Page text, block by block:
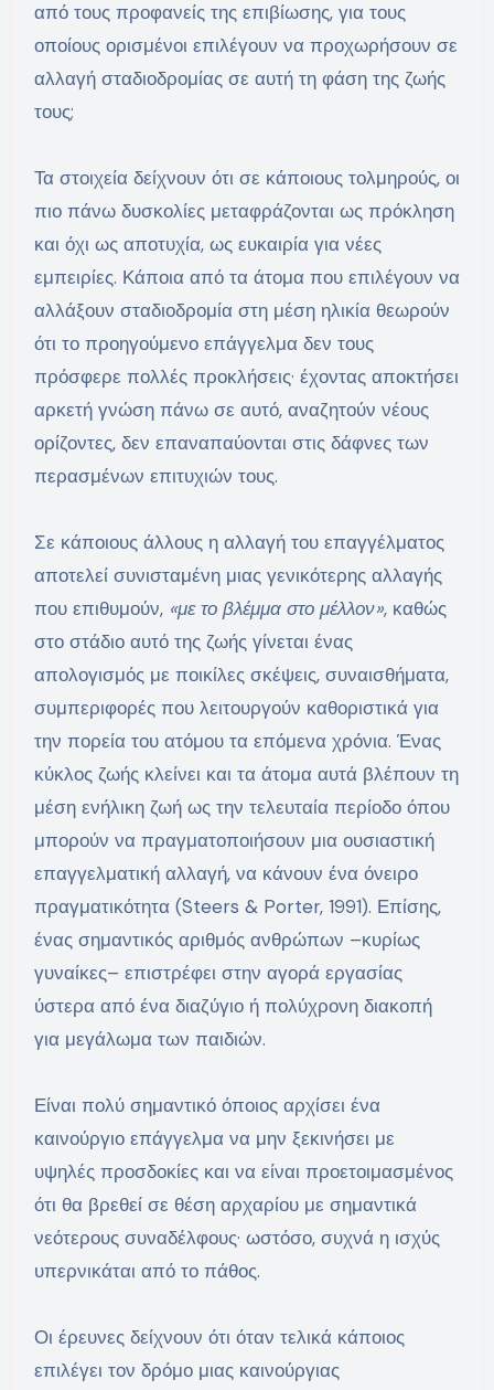
από τους προφανείς της επιβίωσης, για τους
οποίους ορισμένοι επιλέγουν να προχωρήσουν σε
αλλαγή σταδιοδρομίας σε αυτή τη φάση της ζωής
τους;
Τα στοιχεία δείχνουν ότι σε κάποιους τολμηρούς, οι
πιο πάνω δυσκολίες μεταφράζονται ως πρόκληση
και όχι ως αποτυχία, ως ευκαιρία για νέες
εμπειρίες. Κάποια από τα άτομα που επιλέγουν να
αλλάξουν σταδιοδρομία στη μέση ηλικία θεωρούν
ότι το προηγούμενο επάγγελμα δεν τους
πρόσφερε πολλές προκλήσεις· έχοντας αποκτήσει
αρκετή γνώση πάνω σε αυτό, αναζητούν νέους
ορίζοντες, δεν επαναπαύονται στις δάφνες των
περασμένων επιτυχιών τους.
Σε κάποιους άλλους η αλλαγή του επαγγέλματος
αποτελεί συνισταμένη μιας γενικότερης αλλαγής
που επιθυμούν, «με το βλέμμα στο μέλλον», καθώς
στο στάδιο αυτό της ζωής γίνεται ένας
απολογισμός με ποικίλες σκέψεις, συναισθήματα,
συμπεριφορές που λειτουργούν καθοριστικά για
την πορεία του ατόμου τα επόμενα χρόνια. Ένας
κύκλος ζωής κλείνει και τα άτομα αυτά βλέπουν τη
μέση ενήλικη ζωή ως την τελευταία περίοδο όπου
μπορούν να πραγματοποιήσουν μια ουσιαστική
επαγγελματική αλλαγή, να κάνουν ένα όνειρο
πραγματικότητα (Steers & Porter, 1991). Επίσης,
ένας σημαντικός αριθμός ανθρώπων –κυρίως
γυναίκες– επιστρέφει στην αγορά εργασίας
ύστερα από ένα διαζύγιο ή πολύχρονη διακοπή
για μεγάλωμα των παιδιών.
Είναι πολύ σημαντικό όποιος αρχίσει ένα
καινούργιο επάγγελμα να μην ξεκινήσει με
υψηλές προσδοκίες και να είναι προετοιμασμένος
ότι θα βρεθεί σε θέση αρχαρίου με σημαντικά
νεότερους συναδέλφους· ωστόσο, συχνά η ισχύς
υπερνικάται από το πάθος.
Οι έρευνες δείχνουν ότι όταν τελικά κάποιος
επιλέγει τον δρόμο μιας καινούργιας